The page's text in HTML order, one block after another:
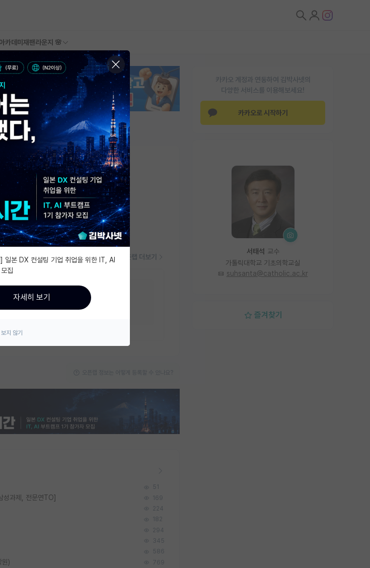
카데미 재팬라운지 🌸
정보가
등록되지 않았습니다.
은 어떠신가요?
오픈랩 더보기
지금 연구실 모집중이에요!
대학원생 박사후연구원
오픈랩 정보는 어떻게 등록할 수 있나요?
51
과제, 전문연TO] 169
224
182
294
345
586
) 769
일본 DX 컨설팅 기업 취업을 위한 IT, AI
집
자세히 보기
지 않기
카카오 계정과 연동하여 김박사넷의
다양한 서비스를 이용해보세요!
카카오로 시작하기
서태석 교수
가톨릭대학교 기초의학교실
suhsanta@catholic.ac.kr
즐겨찾기